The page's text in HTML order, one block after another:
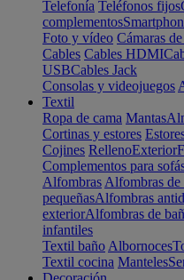
Telefonía Teléfonos fijos
complementos
Foto y vídeo Cámaras
Cables Cables HDMI
USBCables Jack
Consolas y videojuegos
Textil
Ropa de cama Mantas
Cortinas y estores
Cojines RellenoExterior
Complementos para
Alfombras Alfombras de
pequeñasAlfombras
exteriorAlfombras de
infantiles
Textil baño Albornoces
Textil cocina Manteles